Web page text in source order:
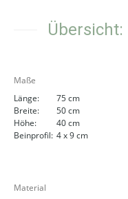
Übersicht:
Maße
Länge:
75 cm
Breite:
50 cm
Höhe:
40 cm
Beinprofil: 4 x 9 cm
Material